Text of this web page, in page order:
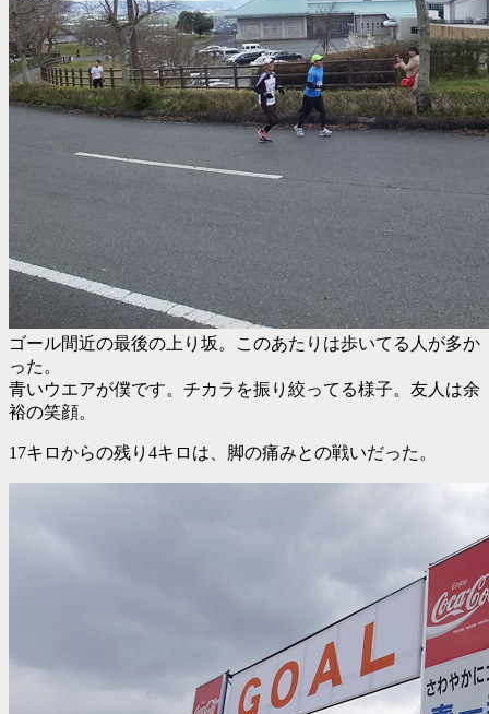
ゴール間近の最後の上り坂。このあたりは歩いてる人が多か
った。
青いウエアが僕です。チカラを振り絞ってる様子。友人は余
裕の笑顔。
17キロからの残り4キロは、脚の痛みとの戦いだった。